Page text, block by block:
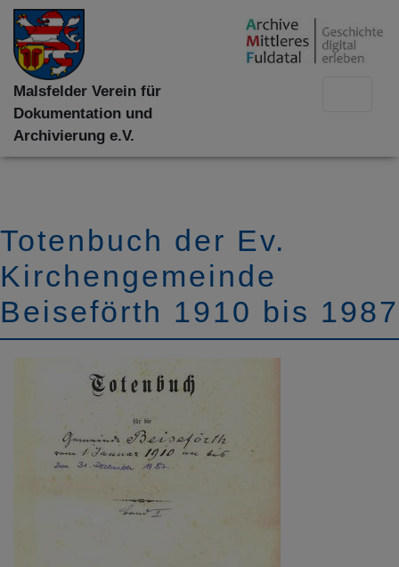
Malsfelder Verein für
Dokumentation und
Archivierung e.V.
Totenbuch der Ev.
Kirchengemeinde
Beiseförth 1910 bis 1987